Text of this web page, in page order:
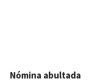
Nómina abultada